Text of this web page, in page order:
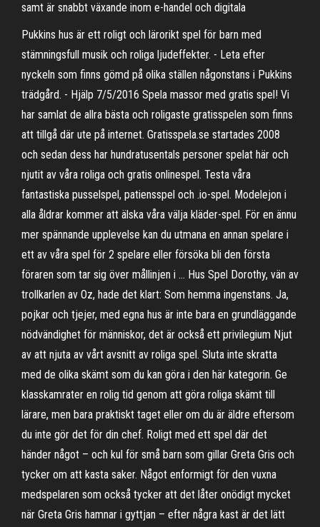
samt är snabbt växande inom e-handel och digitala
Pukkins hus är ett roligt och lärorikt spel för barn med
stämningsfull musik och roliga ljudeffekter. - Leta efter
nyckeln som finns gömd på olika ställen någonstans i Pukkins
trädgård. - Hjälp 7/5/2016 Spela massor med gratis spel! Vi
har samlat de allra bästa och roligaste gratisspelen som finns
att tillgå där ute på internet. Gratisspela.se startades 2008
och sedan dess har hundratusentals personer spelat här och
njutit av våra roliga och gratis onlinespel. Testa våra
fantastiska pusselspel, patiensspel och .io-spel. Modelejon i
alla åldrar kommer att älska våra välja kläder-spel. För en ännu
mer spännande upplevelse kan du utmana en annan spelare i
ett av våra spel för 2 spelare eller försöka bli den första
föraren som tar sig över mållinjen i … Hus Spel Dorothy, vän av
trollkarlen av Oz, hade det klart: Som hemma ingenstans. Ja,
pojkar och tjejer, med egna hus är inte bara en grundläggande
nödvändighet för människor, det är också ett privilegium Njut
av att njuta av vårt avsnitt av roliga spel. Sluta inte skratta
med de olika skämt som du kan göra i den här kategorin. Ge
klasskamrater en rolig tid genom att göra roliga skämt till
lärare, men bara praktiskt taget eller om du är äldre eftersom
du inte gör det för din chef. Roligt med ett spel där det
händer något – och kul för små barn som gillar Greta Gris och
tycker om att kasta saker. Något enformigt för den vuxna
medspelaren som också tycker att det låter onödigt mycket
när Greta Gris hamnar i gyttjan – efter några kast är det lätt